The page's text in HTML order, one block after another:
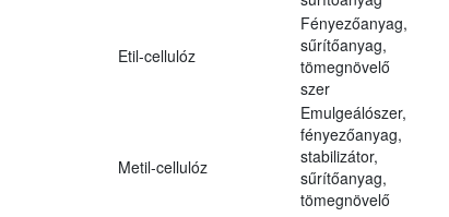
Etil-cellulóz
Fényezőanyag,
sűrítőanyag,
tömegnövelő
szer
Metil-cellulóz
Emulgeálószer,
fényezőanyag,
stabilizátor,
sűrítőanyag,
tömegnövelő